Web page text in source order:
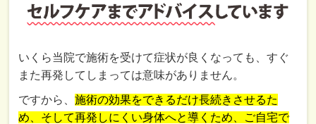
いくら当院で施術を受けて症状が良くなっても、すぐ
また再発してしまっては意味がありません。
ですから、施術の効果をできるだけ長続きさせるた
め、そして再発しにくい身体へと導くため、ご自宅で